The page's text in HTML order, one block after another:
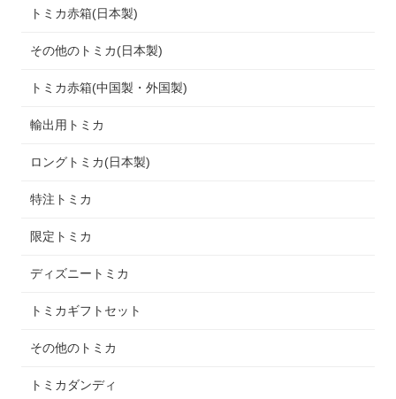
トミカ赤箱(日本製)
その他のトミカ(日本製)
トミカ赤箱(中国製・外国製)
輸出用トミカ
ロングトミカ(日本製)
特注トミカ
限定トミカ
ディズニートミカ
トミカギフトセット
その他のトミカ
トミカダンディ